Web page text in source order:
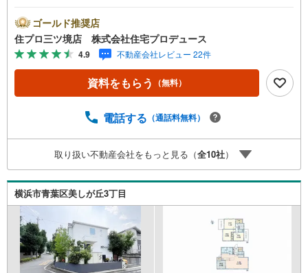
リアに強い！ 住プロは、藤沢市・綾瀬市エリアの不動産売
買専門会社です！最新物件情報や当社限定で販売する物件
情報も多数ございますので、お気軽にお問合せ下さい！ ----
---------- 弊社独自の住宅ローン提案システム 弊社ではファ
イナンシャル専門スタッフによる【丁寧な資金アドバイ
ス】【ファイナンシャルプラン提案書の作成】を随時行っ
ローン残高】【住宅購入者だけが加入できる無料の生命保
多くなる【教育費】住宅を買った後から始まる【住宅ロー
ン返済】65歳以上から必要になる【老後の費用負担】住宅
探しの【このタイミング】で不安な部分を明確にしていき
ませんか？？ --------------
ゴールド推奨店
住プロ三ツ境店 株式会社住宅プロデュース
4.9 不動産会社レビュー 22件
資料をもらう （無料）
電話する （通話料無料）
取り扱い不動産会社をもっと見る（全10社）
横浜市青葉区美しが丘3丁目